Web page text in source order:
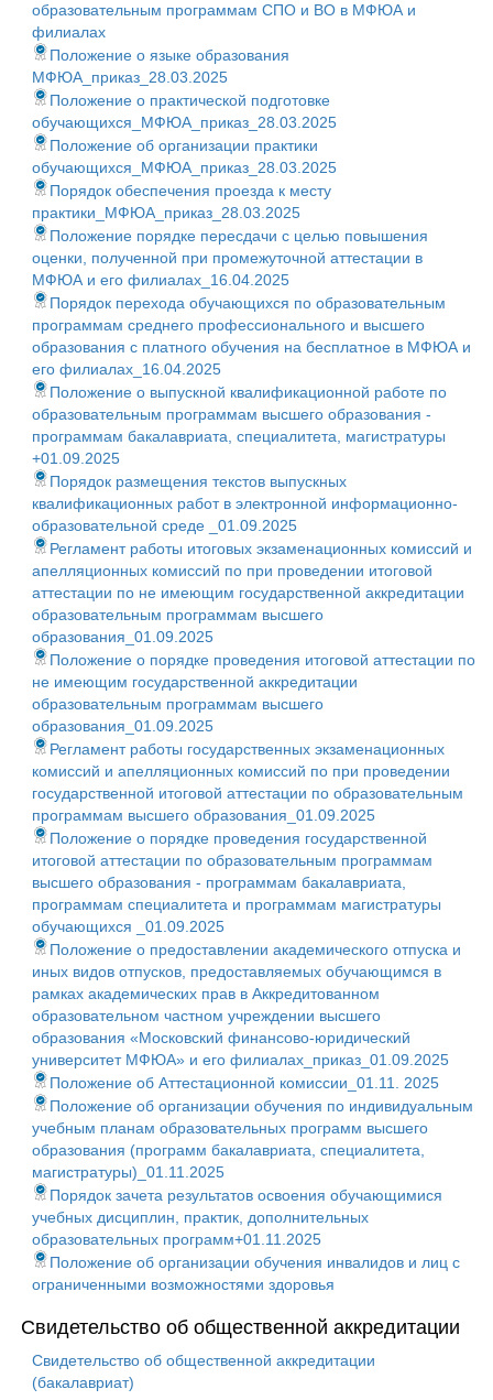
образовательным программам СПО и ВО в МФЮА и
филиалах
Положение о языке образования
МФЮА_приказ_28.03.2025
Положение о практической подготовке
обучающихся_МФЮА_приказ_28.03.2025
Положение об организации практики
обучающихся_МФЮА_приказ_28.03.2025
Порядок обеспечения проезда к месту
практики_МФЮА_приказ_28.03.2025
Положение порядке пересдачи с целью повышения
оценки, полученной при промежуточной аттестации в
МФЮА и его филиалах_16.04.2025
Порядок перехода обучающихся по образовательным
программам среднего профессионального и высшего
образования с платного обучения на бесплатное в МФЮА и
его филиалах_16.04.2025
Положение о выпускной квалификационной работе по
образовательным программам высшего образования -
программам бакалавриата, специалитета, магистратуры
+01.09.2025
Порядок размещения текстов выпускных
квалификационных работ в электронной информационно-
образовательной среде _01.09.2025
Регламент работы итоговых экзаменационных комиссий и
апелляционных комиссий по при проведении итоговой
аттестации по не имеющим государственной аккредитации
образовательным программам высшего
образования_01.09.2025
Положение о порядке проведения итоговой аттестации по
не имеющим государственной аккредитации
образовательным программам высшего
образования_01.09.2025
Регламент работы государственных экзаменационных
комиссий и апелляционных комиссий по при проведении
государственной итоговой аттестации по образовательным
программам высшего образования_01.09.2025
Положение о порядке проведения государственной
итоговой аттестации по образовательным программам
высшего образования - программам бакалавриата,
программам специалитета и программам магистратуры
обучающихся _01.09.2025
Положение о предоставлении академического отпуска и
иных видов отпусков, предоставляемых обучающимся в
рамках академических прав в Аккредитованном
образовательном частном учреждении высшего
образования «Московский финансово-юридический
университет МФЮА» и его филиалах_приказ_01.09.2025
Положение об Аттестационной комиссии_01.11. 2025
Положение об организации обучения по индивидуальным
учебным планам образовательных программ высшего
образования (программ бакалавриата, специалитета,
магистратуры)_01.11.2025
Порядок зачета результатов освоения обучающимися
учебных дисциплин, практик, дополнительных
образовательных программ+01.11.2025
Положение об организации обучения инвалидов и лиц с
ограниченными возможностями здоровья
Свидетельство об общественной аккредитации
Свидетельство об общественной аккредитации
(бакалавриат)